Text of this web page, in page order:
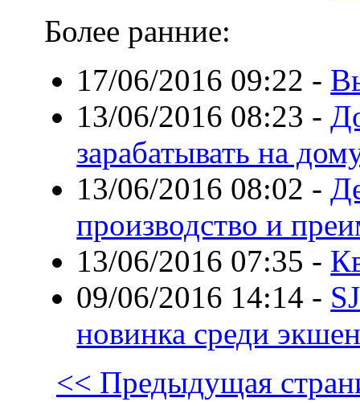
Более ранние:
17/06/2016 09:22 -
13/06/2016 08:23 -
зарабатывать на
13/06/2016 08:02 -
производство и
13/06/2016 07:35 -
09/06/2016 14:14 -
новинка среди
<< Предыдущая